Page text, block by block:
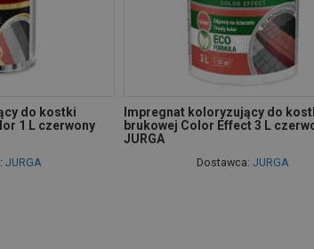
do kostki
1 L czerwony
JURGA
Impregnat koloryzujący do
brukowej Color Effect 3 L
JURGA
Dostawca: JURGA